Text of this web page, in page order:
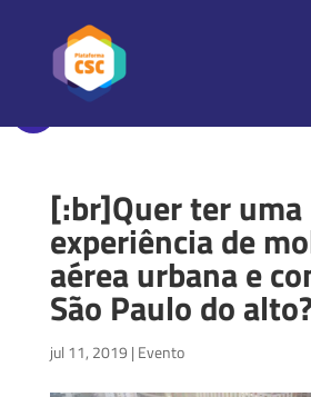
[:br]Quer ter uma
experiência de
aérea urbana e
São Paulo do
jul 11, 2019 | Evento